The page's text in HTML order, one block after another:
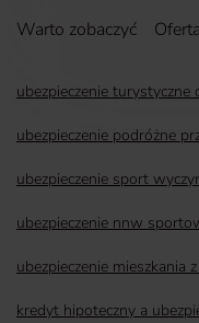
Warto zobaczyć
Oferta
ubezpieczenie turystyczne
ubezpieczenie podróżne
ubezpieczenie sport
ubezpieczenie nnw
ubezpieczenie mieszkania
kredyt hipoteczny a